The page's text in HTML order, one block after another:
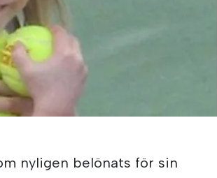
nyligen belönats för sin